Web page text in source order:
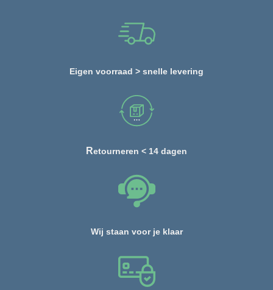
Eigen voorraad > snelle levering
Retourneren < 14 dagen
Wij staan voor je klaar